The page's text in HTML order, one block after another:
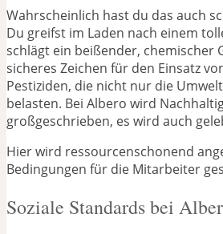
Wahrscheinlich hast du das auch
Du greifst im Laden nach einem
schlägt ein beißender, chemischer
sicheres Zeichen für den Einsatz
Pestiziden, die nicht nur die
belasten. Bei Albero wird
großgeschrieben, es wird auch
Hier wird ressourcenschonend
Bedingungen für die Mitarbeiter
Soziale Standards bei